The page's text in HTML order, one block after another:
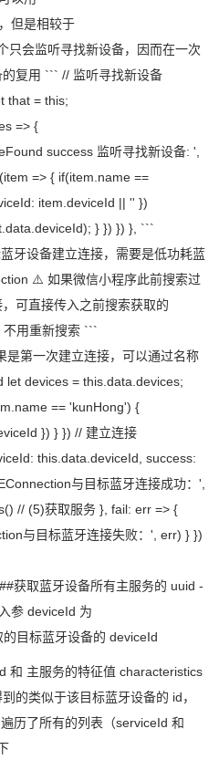
但是相较于
只会监听寻找新设备，因而在一次
复用 ``` // 监听寻找新设备
that = this;
=> {
success 监听寻找新设备: ',
=> { if(item.name ==
item.deviceId || '' })
} }) }) }, ```
牙设备建立连接，需要是低功耗蓝
⚠️ 如果微信小程序此前搜索过
可直接传入之前搜索获取的
用重新搜索 ```
第一次建立连接，可以通过名称
let devices = this.data.devices;
== 'kunHong') {
}) } }) // 建立连接
this.data.deviceId, success:
与目标蓝牙连接成功：',
// (5)获取服务 }, fail: err => {
与目标蓝牙连接失败：', err) } })
获取蓝牙设备所有主服务的 uuid -
参 deviceId 为
目标蓝牙设备的 deviceId
和 主服务的特征值 characteristics
的类似于该目标蓝牙设备的 id，
历了所有的列表（serviceId 和